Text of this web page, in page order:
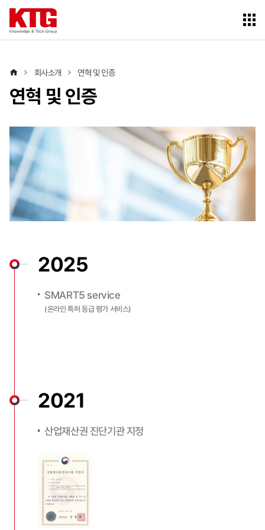
전체메
연혁 및 인증
회사소개 연혁 및 인증
2025
SMART5 service
(온라인 특허 등급 평가 서비스)
2021
산업재산권 진단기관 지정